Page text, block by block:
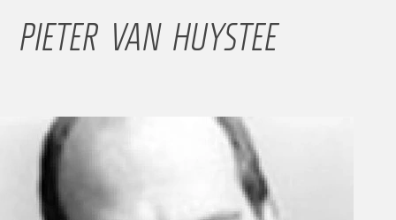
PIETER VAN HUYSTEE